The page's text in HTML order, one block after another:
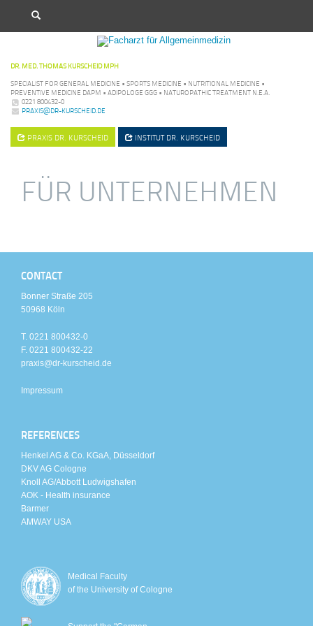
DR. MED. THOMAS KURSCHEID MPH
SPECIALIST FOR GENERAL MEDICINE • SPORTS MEDICINE • NUTRITIONAL MEDICINE •
PREVENTIVE MEDICINE DAPM • ADIPOLOGE GGG • NATUROPATHIC TREATMENT N.E.A.
0221 800432-0
PRAXIS@DR-KURSCHEID.DE
PRAXIS DR. KURSCHEID INSTITUT DR. KURSCHEID
FÜR UNTERNEHMEN
CONTACT
Bonner Straße 205
50968 Köln
T. 0221 800432-0
F. 0221 800432-22
praxis@dr-kurscheid.de
Impressum
REFERENCES
Henkel AG & Co. KGaA, Düsseldorf
DKV AG Cologne
Knoll AG/Abbott Ludwigshafen
AOK - Health insurance
Barmer
AMWAY USA
Medical Faculty
of the University of Cologne